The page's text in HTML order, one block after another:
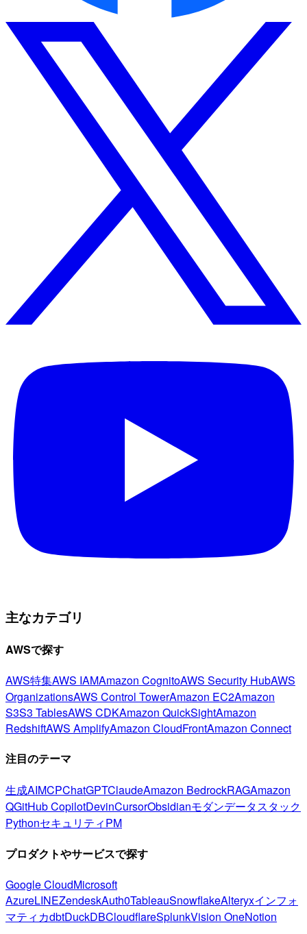
主なカテゴリ
AWSで探す
AWS特集AWS IAMAmazon CognitoAWS Security HubAWS
OrganizationsAWS Control TowerAmazon EC2Amazon
S3S3 TablesAWS CDKAmazon QuickSightAmazon
RedshiftAWS AmplifyAmazon CloudFrontAmazon Connect
注目のテーマ
生成AIMCPChatGPTClaudeAmazon BedrockRAGAmazon
QGitHub CopilotDevinCursorObsidianモダンデータスタック
PythonセキュリティPM
プロダクトやサービスで探す
Google CloudMicrosoft
AzureLINEZendeskAuth0TableauSnowflakeAlteryxインフォ
マティカdbtDuckDBCloudflareSplunkVision OneNotion